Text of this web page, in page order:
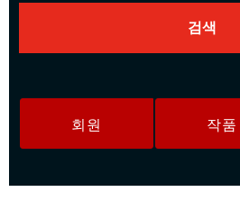
회원 작품